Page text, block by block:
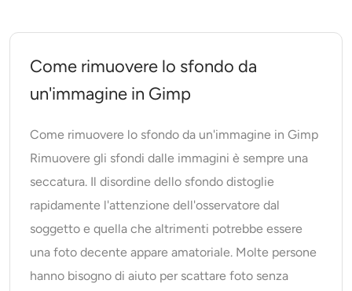
Come rimuovere lo sfondo da
un'immagine in Gimp
Come rimuovere lo sfondo da un'immagine in Gimp
Rimuovere gli sfondi dalle immagini è sempre una
seccatura. Il disordine dello sfondo distoglie
rapidamente l'attenzione dell'osservatore dal
soggetto e quella che altrimenti potrebbe essere
una foto decente appare amatoriale. Molte persone
hanno bisogno di aiuto per scattare foto senza